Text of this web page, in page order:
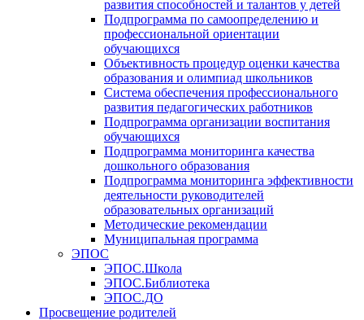
развития способностей и талантов у детей
Подпрограмма по самоопределению и
профессиональной ориентации
обучающихся
Объективность процедур оценки качества
образования и олимпиад школьников
Система обеспечения профессионального
развития педагогических работников
Подпрограмма организации воспитания
обучающихся
Подпрограмма мониторинга качества
дошкольного образования
Подпрограмма мониторинга эффективности
деятельности руководителей
образовательных организаций
Методические рекомендации
Муниципальная программа
ЭПОС
ЭПОС.Школа
ЭПОС.Библиотека
ЭПОС.ДО
Просвещение родителей